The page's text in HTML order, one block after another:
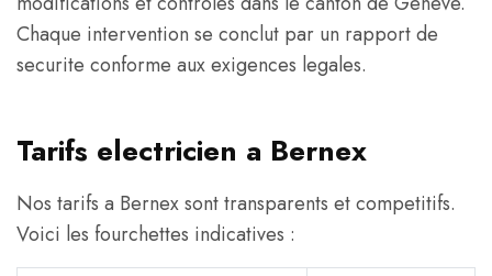
Chaque intervention se conclut par un rapport de
securite conforme aux exigences legales.
Tarifs electricien a Bernex
Nos tarifs a Bernex sont transparents et competitifs.
Voici les fourchettes indicatives :